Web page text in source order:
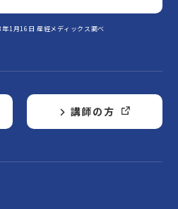
1月16日 産經メディックス調べ
講師の方